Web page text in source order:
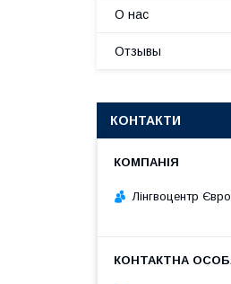
О нас
Отзывы
КОНТАКТИ
Лінгвоцентр